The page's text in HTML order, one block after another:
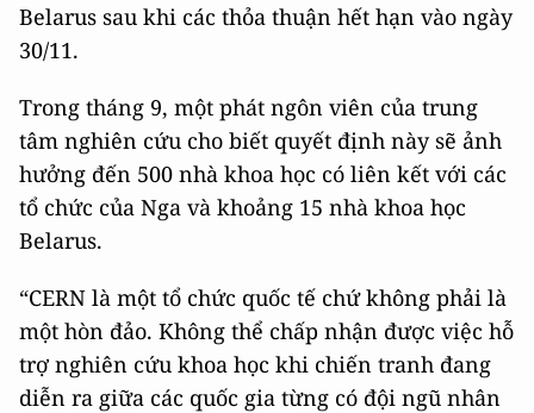
Belarus sau khi các thỏa thuận hết hạn vào ngày
30/11.
Trong tháng 9, một phát ngôn viên của trung
tâm nghiên cứu cho biết quyết định này sẽ ảnh
hưởng đến 500 nhà khoa học có liên kết với các
tổ chức của Nga và khoảng 15 nhà khoa học
Belarus.
“CERN là một tổ chức quốc tế chứ không phải là
một hòn đảo. Không thể chấp nhận được việc hỗ
trợ nghiên cứu khoa học khi chiến tranh đang
diễn ra giữa các quốc gia từng có đội ngũ nhân